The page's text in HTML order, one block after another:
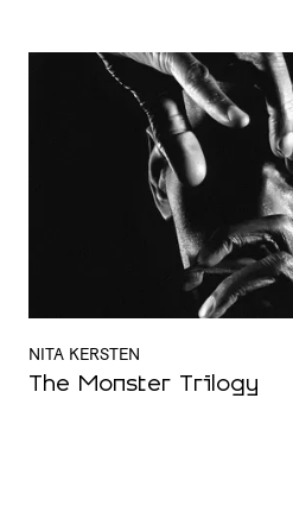
NITA KERSTEN
The Monster Trilogy